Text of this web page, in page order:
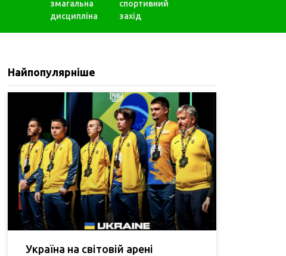
змагальна
дисципліна
спортивний
захід
Найпопулярніше
Україна на світовій арені